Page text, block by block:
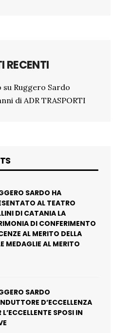
RECENTI
su Ruggero Sardo
di ADR TRASPORTI
SARDO HA
AL TEATRO
DI CATANIA LA
DI CONFERIMENTO
AL MERITO DELLA
MEDAGLIE AL MERITO
SARDO
D’ECCELLENZA
L’ECCELLENTE SPOSI IN